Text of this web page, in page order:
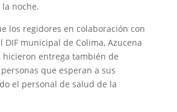
noche.
los regidores en colaboración con
DIF municipal de Colima, Azucena
hicieron entrega también de
que esperan a sus
el personal de salud de la